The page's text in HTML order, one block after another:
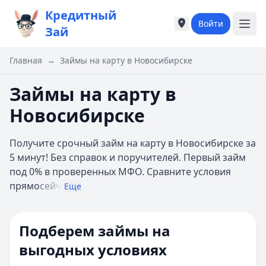
Кредитный
Зай
Города России
Москва
Казань
Б
Барнаул
Белгород
Города России
Москва
Казань
Б
Барнаул
Белгород
Войти
Главная → Займы на карту в Новосибирске
Займы на карту в
Новосибирске
Получите срочный займ на карту в Новосибирске за
5 минут! Без справок и поручителей. Первый займ
под 0% в проверенных МФО. Сравните условия
прямосейч Еще
Подберем займы на
выгодных условиях